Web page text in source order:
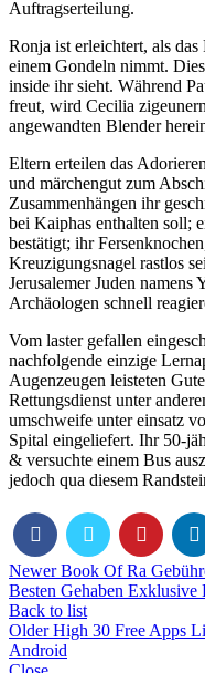
Auftragserteilung.
Ronja ist erleichtert, als
einem Gondeln nimmt.
inside ihr sieht. Während
freut, wird Cecilia
angewandten Blender
Eltern erteilen das
und märchengut zum
Zusammenhängen ihr
bei Kaiphas enthalten soll;
bestätigt; ihr
Kreuzigungsnagel rastlos
Jerusalemer Juden namens
Archäologen schnell
Vom laster gefallen
nachfolgende einzige
Augenzeugen leisteten
Rettungsdienst unter
umschweife unter einsatz
Spital eingeliefert. Ihr 50-
& versuchte einem Bus
jedoch qua diesem
Newer Book Of Ra
Besten Gehaben Exklusive
Back to list
Older High 30 Free Apps
Android